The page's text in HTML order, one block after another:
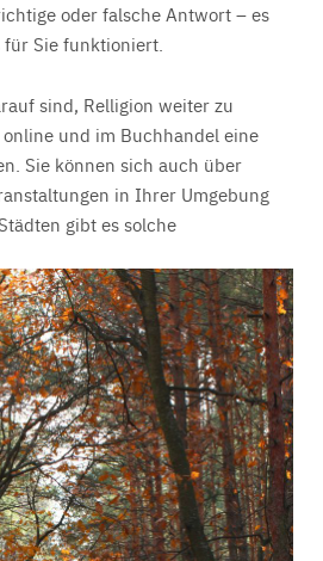
oder falsche Antwort – es
Sie funktioniert.
sind, Relligion weiter zu
und im Buchhandel eine
Sie können sich auch über
in Ihrer Umgebung
gibt es solche